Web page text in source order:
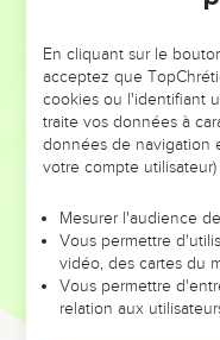
Toi qui places ta
En effet, le nom de
à cause de vous,
Certes, la
loi ; mais si tu la violes,
loi, son incirconcision
circoncision ?
Ainsi, l'homme qui
physiquement ne te
En cliquant sur le
acceptez que
cookies ou l'identifiant
traite vos données à
données de navigation
votre compte
Mesurer l'audience
Vous permettre
vidéo, des cartes du
Vous permettre
relation aux